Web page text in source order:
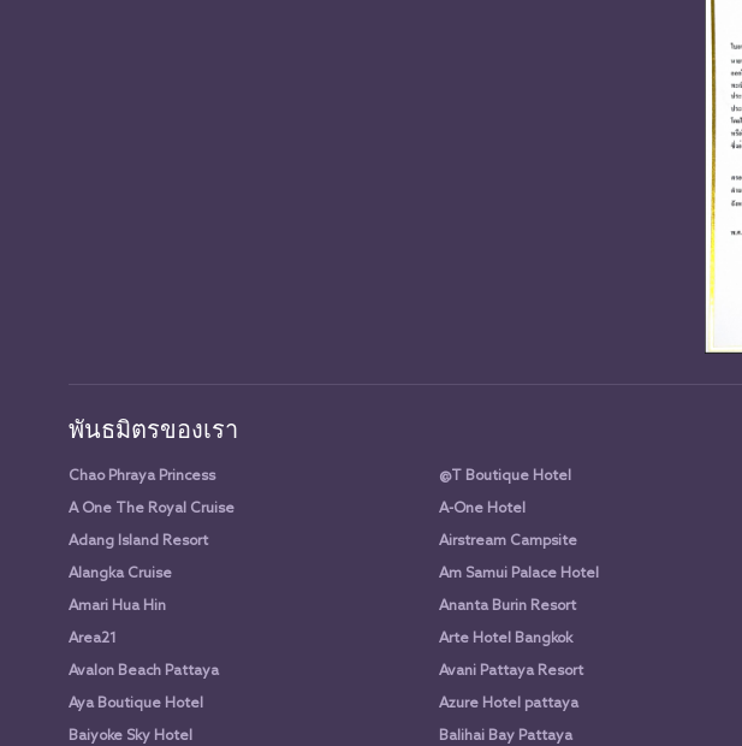
พันธมิตรของเรา
Chao Phraya Princess @T Boutique Hotel
A One The Royal Cruise
A-One Hotel
Adang Island Resort
Airstream Campsite
Alangka Cruise
Am Samui Palace Hotel
Amari Hua Hin
Ananta Burin Resort
Area21
Arte Hotel Bangkok
Avalon Beach Pattaya
Avani Pattaya Resort
Aya Boutique Hotel
Azure Hotel pattaya
Baiyoke Sky Hotel
Balihai Bay Pattaya